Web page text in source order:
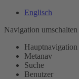
Englisch
Navigation umschalten
Hauptnavigation
Metanav
Suche
Benutzer